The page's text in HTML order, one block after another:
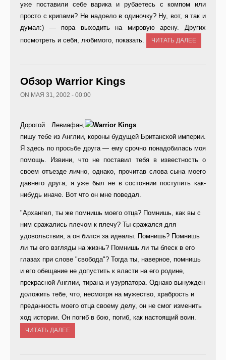
уже поставили себе варика и рубаетесь с компом или
просто с крипами? Не надоело в одиночку? Ну, вот, я так и
думал:) — пора выходить на мировую арену. Других
посмотреть и себя, любимого, показать.
ЧИТАТЬ ДАЛЕЕ
Обзор Warrior Kings
ON МАЯ 31, 2002 - 00:00
Дорогой Левиафан,
пишу тебе из Англии, короны будущей Британской империи.
Я здесь по просьбе друга — ему срочно понадобилась моя
помощь. Извини, что не поставил тебя в известность о
своем отъезде лично, однако, прочитав слова сына моего
давнего друга, я уже был не в состоянии поступить как-
нибудь иначе. Вот что он мне поведал.
"Архангел, ты же помнишь моего отца? Помнишь, как вы с
ним сражались плечом к плечу? Ты сражался для
удовольствия, а он бился за идеалы. Помнишь? Помнишь
ли ты его взгляды на жизнь? Помнишь ли ты блеск в его
глазах при слове "свобода"? Тогда ты, наверное, помнишь
и его обещание не допустить к власти на его родине,
прекрасной Англии, тирана и узурпатора. Однако вынужден
доложить тебе, что, несмотря на мужество, храбрость и
преданность моего отца своему делу, он не смог изменить
ход истории. Он погиб в бою, погиб, как настоящий воин.
ЧИТАТЬ ДАЛЕЕ